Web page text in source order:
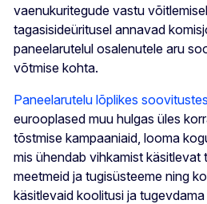
vaenukuritegude vastu
tagasisideüritusel annavad
paneelarutelul osalenutele aru
võtmise kohta.
Paneelarutelu lõplikes soovitustes
eurooplased muu hulgas üles
tõstmise kampaaniaid, looma
mis ühendab vihkamist käsitlevat
meetmeid ja tugisüsteeme ning
käsitlevaid koolitusi ja